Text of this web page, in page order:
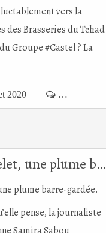
vers la
des Brasseries du Tchad
Groupe #Castel ? La
2020  …
Une voix muselet, une plume barre-gardée.
pense, la journaliste